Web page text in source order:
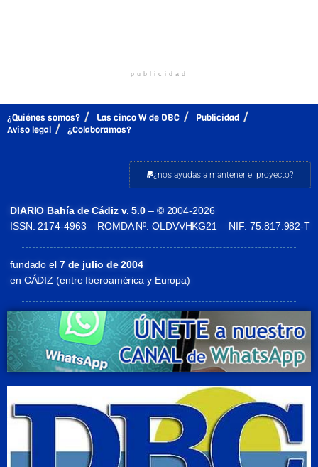
publicidad
¿Quiénes somos? Las cinco W de DBC
Publicidad
Aviso legal
¿Colaboramos?
¿nos ayudas a mantener el proyecto?
DIARIO Bahía de Cádiz v. 5.0 – © 2004-2026
ISSN: 2174-4963 – ROMDA Nº: OLDVVHKG21 – NIF: 75.817.982-T
fundado el7 de julio de 2004
en CÁDIZ (entre Iberoamérica y Europa)